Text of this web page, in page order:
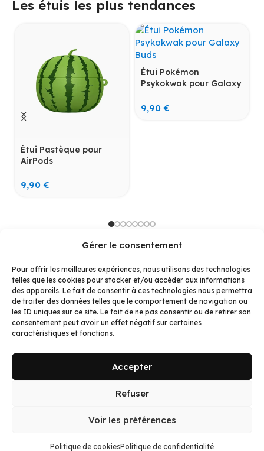
Gérer le consentement
Pour offrir les meilleures expériences, nous utilisons des technologies
telles que les cookies pour stocker et/ou accéder aux informations
des appareils. Le fait de consentir à ces technologies nous permettra
de traiter des données telles que le comportement de navigation ou
les ID uniques sur ce site. Le fait de ne pas consentir ou de retirer son
consentement peut avoir un effet négatif sur certaines
caractéristiques et fonctions.
Accepter
Refuser
Voir les préférences
Politique de cookiesPolitique de confidentialité
Les étuis les plus tendances
Étui Pastèque pour
AirPods
9,90€
Étui Pokémon
Psykokwak pour Galaxy
9,90€
Budzcase : des étuis uniques et fun pour AirPods et
Buds. Styles Pokémon, Zelda, Kawaii ou classiques
pour protéger vos écouteurs avec style. Trouvez le
modèle de vos rêves ou bien faites un cadeau
inoubliable !
LES TENDANCS
Univers
LA BOUTIQUE
Étuis pour
AirPods
Étuis pour Galaxy
Les promotions
LIENS UTILES
Nous contacter
Mentions Légales CGV Confidentialité